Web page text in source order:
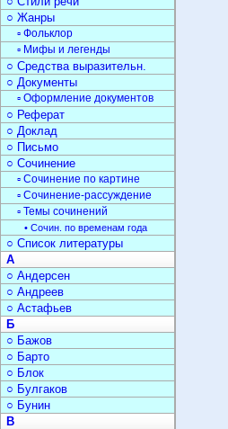
○ Жанры
▫ Фольклор
▫ Мифы и легенды
○ Средства выразительн.
○ Документы
▫ Оформление документов
○ Реферат
○ Доклад
○ Письмо
○ Сочинение
▫ Сочинение по картине
▫ Сочинение-рассуждение
▫ Темы сочинений
• Сочин. по временам года
○ Список литературы
А
○ Андерсен
○ Андреев
○ Астафьев
Б
○ Бажов
○ Барто
○ Блок
○ Булгаков
○ Бунин
В